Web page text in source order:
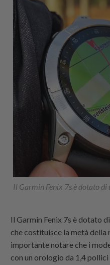
Il Garmin Fenix 7s è dotato
Il Garmin Fenix 7s è dotato
che costituisce la metà
importante notare che i
con un orologio da 1,4